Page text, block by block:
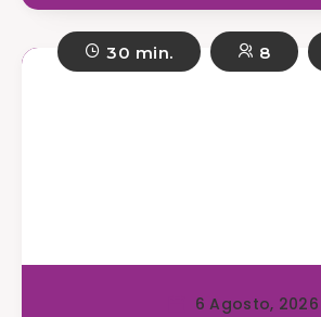
30 min. 8
6 Agosto, 2026